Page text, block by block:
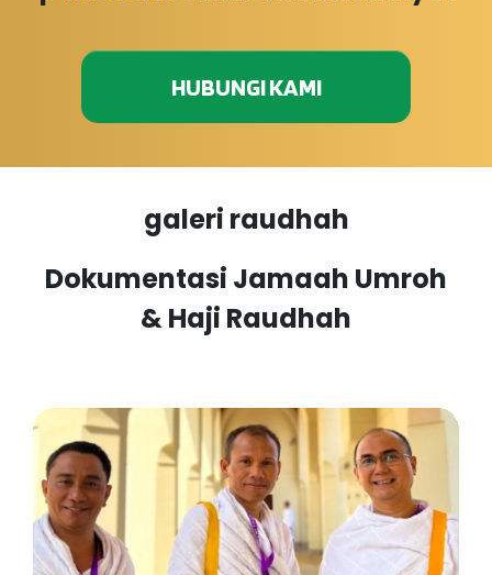
HUBUNGI KAMI
galeri raudhah
Dokumentasi Jamaah Umroh
& Haji Raudhah